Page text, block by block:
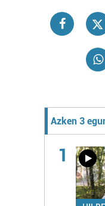
Azken 3
1